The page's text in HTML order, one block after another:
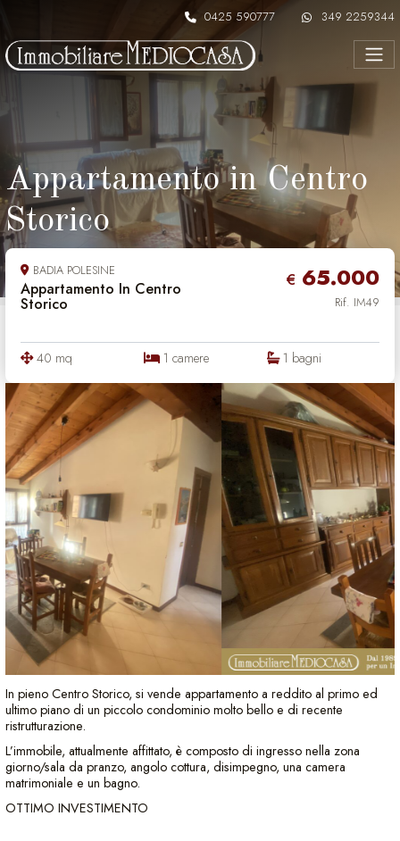
0425 590777 349 2259344
Appartamento in Centro
Storico
BADIA POLESINE
Appartamento In Centro
Storico
€ 65.000
Rif. IM49
40 mq 1 camere 1 bagni
In pieno Centro Storico, si vende appartamento a reddito al primo ed
ultimo piano di un piccolo condominio molto bello e di recente
ristrutturazione.
L’immobile, attualmente affittato, è composto di ingresso nella zona
giorno/sala da pranzo, angolo cottura, disimpegno, una camera
matrimoniale e un bagno.
OTTIMO INVESTIMENTO